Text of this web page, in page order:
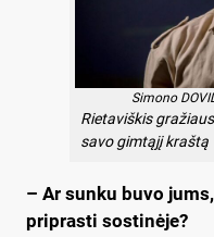
Simono
Rietaviškis
savo gimtąjį kraštą
– Ar sunku buvo
priprasti sostinėje?